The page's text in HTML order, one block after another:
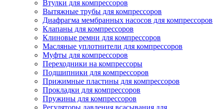
Втулки для компрессоров
Вытяжные трубы для компрессоров
Диафрагма мембранных насосов для компрессоров
Клапаны для компрессоров
Клиновые ремни для компрессоров
Масляные уплотнители для компрессоров
Муфты для компрессоров
Переходники на компрессоры
Подшипники для компрессоров
Прижимные пластины для компрессоров
Прокладки для компрессоров
Пружины для компрессоров
Регуляторы давления всасывания для